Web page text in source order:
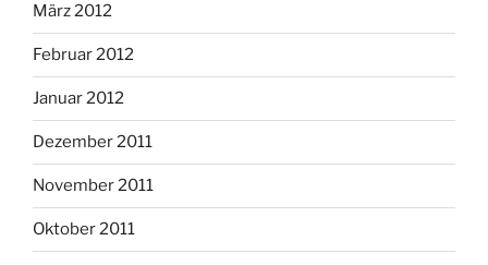
März 2012
Februar 2012
Januar 2012
Dezember 2011
November 2011
Oktober 2011